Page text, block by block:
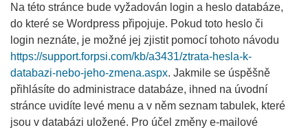
Na této stránce bude vyžadován login a heslo databáze,
do které se Wordpress připojuje. Pokud toto heslo či
login neznáte, je možné jej zjistit pomocí tohoto návodu
https://support.forpsi.com/kb/a3431/ztrata-hesla-k-
databazi-nebo-jeho-zmena.aspx. Jakmile se úspěšně
přihlásíte do administrace databáze, ihned na úvodní
stránce uvidíte levé menu a v něm seznam tabulek, které
jsou v databázi uložené. Pro účel změny e-mailové